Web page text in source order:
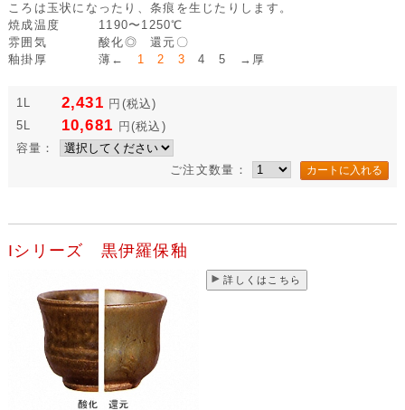
ころは玉状になったり、条痕を生じたりします。
焼成温度
1190〜1250℃
雰囲気
酸化◎ 還元〇
釉掛厚
薄← 1 2 3 4 5 →厚
1L 2,431 円 (税込)
5L
10,681 円 (税込)
容量：
ご注文数量：
Iシリーズ 黒伊羅保釉
詳しくはこちら